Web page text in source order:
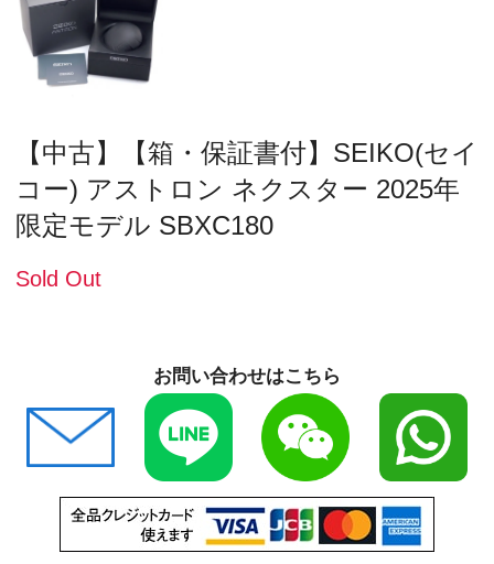
【中古】【箱・保証書付】SEIKO(セイ
コー) アストロン ネクスター 2025年
限定モデル SBXC180
Sold Out
お問い合わせはこちら